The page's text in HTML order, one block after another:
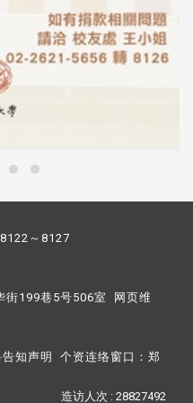
～8127
街199巷5号506室 网页维
知声明 个资连络窗口： 郑
造访人次 : 28827492